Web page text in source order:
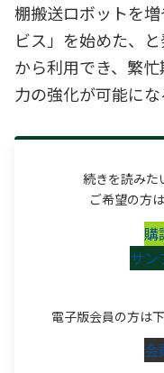
棚搬送ロボットを
ビス」を始めた、
から利用でき、繁
力の強化が可能にな
続きを読みた
ご希望の方
購
サン
電子版会員の方は
会